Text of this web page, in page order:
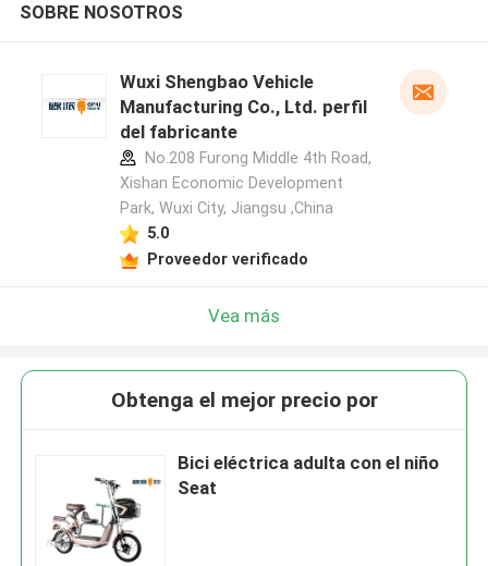
SOBRE NOSOTROS
Wuxi Shengbao Vehicle
Manufacturing Co., Ltd. perfil
del fabricante
No.208 Furong Middle 4th Road,
Xishan Economic Development
Park, Wuxi City, Jiangsu ,China
5.0
Proveedor verificado
Vea más
Obtenga el mejor precio por
Bici eléctrica adulta con el niño
Seat